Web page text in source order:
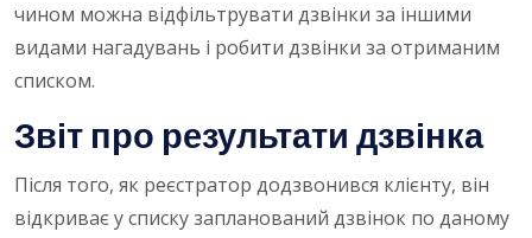
чином можна відфільтрувати дзвінки за іншими
видами нагадувань і робити дзвінки за отриманим
списком.
Звіт про результати дзвінка
Після того, як реєстратор додзвонився клієнту, він
відкриває у списку запланований дзвінок по даному